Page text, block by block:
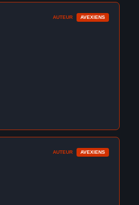
AUTEUR AVEXIENS
AUTEUR AVEXIENS